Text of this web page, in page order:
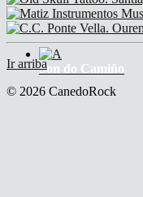
Son do Camiño
Ir arriba
© 2026 CanedoRock